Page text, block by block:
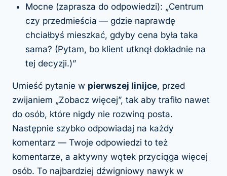
Mocne (zaprasza do odpowiedzi): „Centrum
czy przedmieścia — gdzie naprawdę
chciałbyś mieszkać, gdyby cena była taka
sama? (Pytam, bo klient utknął dokładnie na
tej decyzji.)”
Umieść pytanie w pierwszej linijce, przed
zwijaniem „Zobacz więcej”, tak aby trafiło nawet
do osób, które nigdy nie rozwiną posta.
Następnie szybko odpowiadaj na każdy
komentarz — Twoje odpowiedzi to też
komentarze, a aktywny wątek przyciąga więcej
osób. To najbardziej dźwigniowy nawyk w